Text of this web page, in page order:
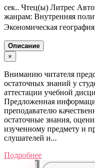
сек.. Чтец(ы) Литрес
жанрам: Внутренняя
Экономическая
Описание
×
Вниманию читателя
остаточных знаний у
аттестации учебной
Предложенная
преподавателю
остаточные знания,
изученному предмету и
слушателей и...
Подробнее